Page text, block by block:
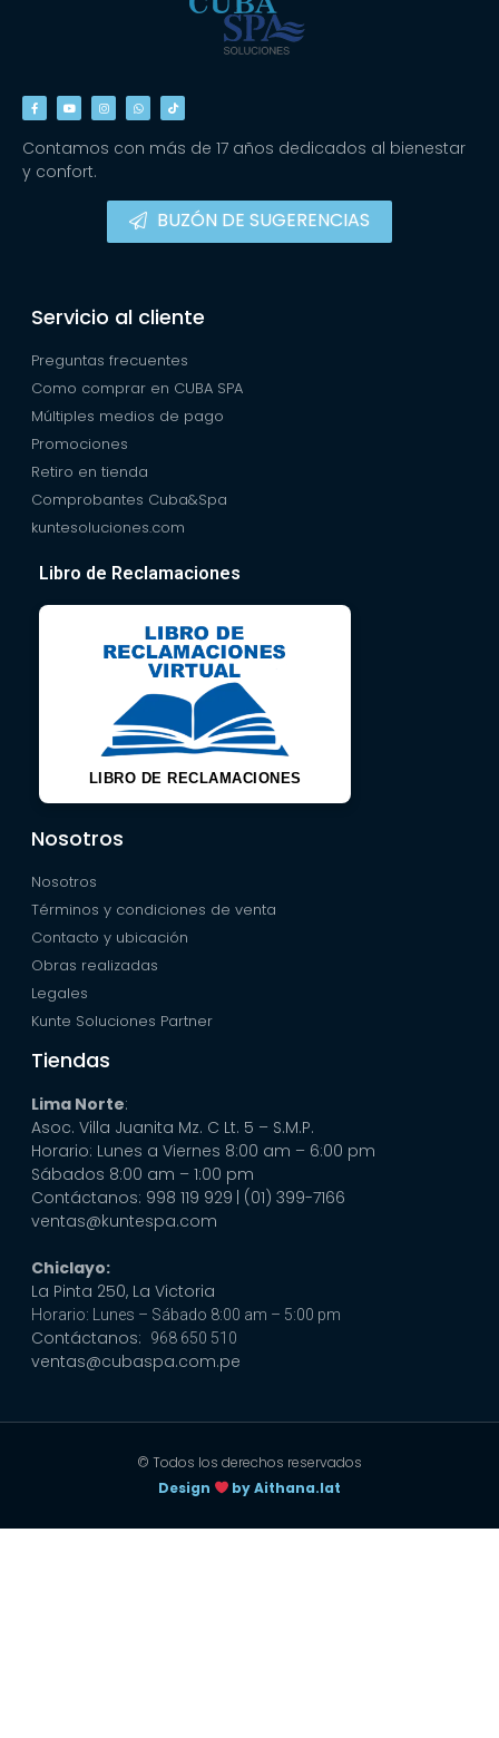
Contamos con más de 17 años dedicados al bienestar
y confort.
BUZÓN DE SUGERENCIAS
Servicio al cliente
Preguntas frecuentes
Como comprar en CUBA SPA
Múltiples medios de pago
Promociones
Retiro en tienda
Comprobantes Cuba&Spa
kuntesoluciones.com
Libro de Reclamaciones
LIBRO DE RECLAMACIONES
Nosotros
Nosotros
Términos y condiciones de venta
Contacto y ubicación
Obras realizadas
Legales
Kunte Soluciones Partner
Tiendas
Lima Norte:
Asoc. Villa Juanita Mz. C Lt. 5 – S.M.P.
Horario: Lunes a Viernes 8:00 am – 6:00 pm
Sábados 8:00 am – 1:00 pm
Contáctanos: 998 119 929 | (01) 399-7166
ventas@kuntespa.com
Chiclayo:
La Pinta 250, La Victoria
Horario: Lunes – Sábado 8:00 am – 5:00 pm
Contáctanos: 968 650 510
ventas@cubaspa.com.pe
© Todos los derechos reservados
Design
by Aithana.lat